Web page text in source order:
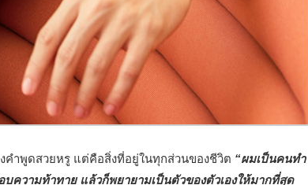
งคำพูดสวยหรู แต่คือสิ่งที่อยู่ในทุกส่วนของชีวิต “ผมเป็นคนทำ
ความท้าทาย แล้วก็พยายามเป็นตัวของตัวเองให้มากที่สุด